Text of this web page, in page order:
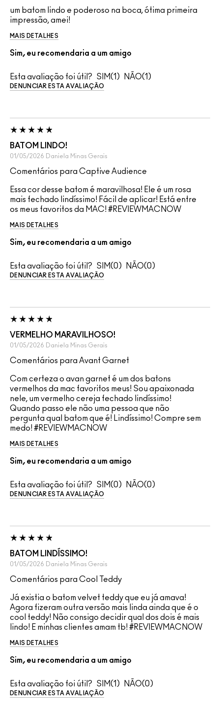
um batom lindo e poderoso na boca, ótima primeira
impressão, amei!
MAIS DETALHES
Sim, eu recomendaria a um amigo
Esta avaliação foi útil? 1 1
DENUNCIAR ESTA AVALIAÇÃO
BATOM LINDO!
01/05/2026 Daniela Minas Gerais
Comentários para Captive Audience
Essa cor desse batom é maravilhosa! Ele é um rosa
mais fechado lindíssimo! Fácil de aplicar! Está entre
os meus favoritos da MAC! #REVIEWMACNOW
MAIS DETALHES
Sim, eu recomendaria a um amigo
Esta avaliação foi útil? 0 0
DENUNCIAR ESTA AVALIAÇÃO
VERMELHO MARAVILHOSO!
01/05/2026 Daniela Minas Gerais
Comentários para Avant Garnet
Com certeza o avan garnet é um dos batons
vermelhos da mac favoritos meus! Sou apaixonada
nele, um vermelho cereja fechado lindíssimo!
Quando passo ele não uma pessoa que não
pergunta qual batom que é! Lindíssimo! Compre sem
medo! #REVIEWMACNOW
MAIS DETALHES
Sim, eu recomendaria a um amigo
Esta avaliação foi útil? 0 0
DENUNCIAR ESTA AVALIAÇÃO
BATOM LINDÍSSIMO!
01/05/2026 Daniela Minas Gerais
Comentários para Cool Teddy
Já existia o batom velvet teddy que eu já amava!
Agora fizeram outra versão mais linda ainda que é o
cool teddy! Não consigo decidir qual dos dois é mais
lindo! E minhas clientes amam tb! #REVIEWMACNOW
MAIS DETALHES
Sim, eu recomendaria a um amigo
Esta avaliação foi útil? 1 0
DENUNCIAR ESTA AVALIAÇÃO